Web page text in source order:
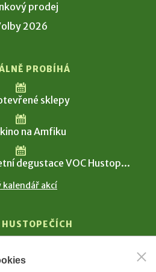
prodej
2026
PROBÍHÁ
sklepy
na Amfiku
degustace VOC Hustop...
kalendář akcí
HUSTOPEČÍCH
Masaryk